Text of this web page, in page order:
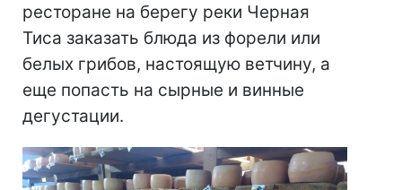
ресторане на берегу реки Черная
Тиса заказать блюда из форели или
белых грибов, настоящую ветчину, а
еще попасть на сырные и винные
дегустации.